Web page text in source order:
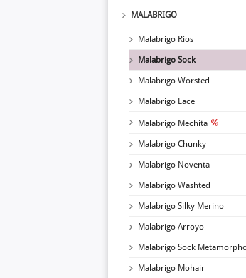
MALABRIGO
Malabrigo Rios
Malabrigo Sock
Malabrigo Worsted
Malabrigo Lace
Malabrigo Mechita
Malabrigo Chunky
Malabrigo Noventa
Malabrigo Washted
Malabrigo Silky Merino
Malabrigo Arroyo
Malabrigo Sock
Malabrigo Mohair